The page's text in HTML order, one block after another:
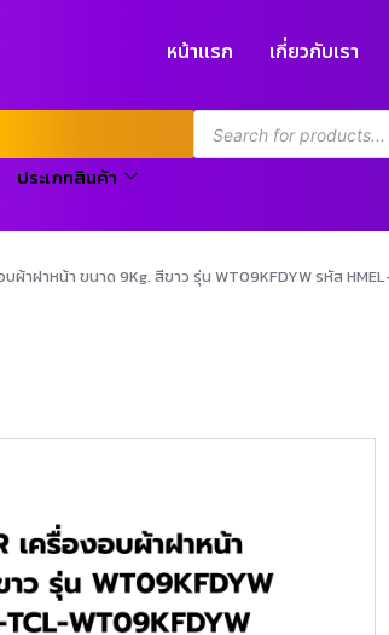
หน้าแรก เกี่ยวกับเรา
ประเภทสินค้า
บผ้าฝาหน้า ขนาด 9Kg. สีขาว รุ่น WT09KFDYW รหัส